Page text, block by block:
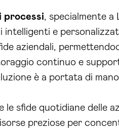
processi, specialmente a
intelligenti e
aziendali,
continuo e
è a portata di
sfide quotidiane delle
preziose per